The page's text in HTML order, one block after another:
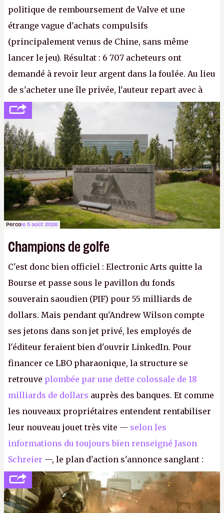
politique de remboursement de Valve et une
étrange vague d'achats compulsifs
(principalement venus de Chine, sans même
lancer le jeu). Résultat : 6 707 acheteurs ont
demandé à revoir leur argent dans la foulée. Au lieu
de s'acheter une île privée, l'auteur repart avec à
peine 2 000 dollars en poche. C'est toujours plus
cher payé que le temps passé à dev, mais ça
apprendra aux petits malins qu'on ne braque pas
Gabe Newell aussi facilement.P.
Percole 5 août 2026
Champions de golfe
C'est donc bien officiel : Electronic Arts quitte la
Bourse et passe sous le pavillon du fonds
souverain saoudien (PIF) pour 55 milliards de
dollars. Mais pendant qu'Andrew Wilson compte
ses jetons dans son jet privé, les employés de
l'éditeur feraient bien d'ouvrir LinkedIn. Pour
financer ce LBO pharaonique, la structure se
retrouve plombée par une dette colossale de 18
milliards de dollars auprès des banques. Et comme
les nouveaux propriétaires entendent rentabiliser
leur nouveau jouet très vite — selon les
informations du toujours bien renseigné Jason
Schreier —, le plan d'action s'annonce sanglant :
réductions de coûts drastiques, fermetures de
studios et licenciements massifs. En gros, essorer
FCetBattlefield, puis virer le reste. P.